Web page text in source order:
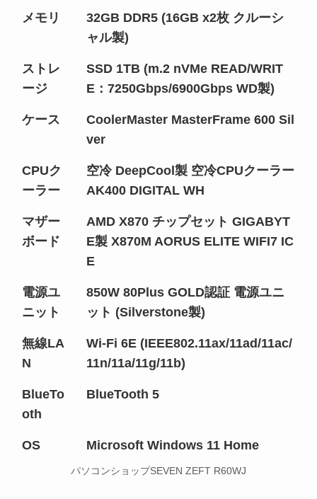
メモリ
32GB DDR5 (16GB x2枚 クルーシ
ャル製)
ストレ
ージ
SSD 1TB (m.2 nVMe READ/WRIT
E：7250Gbps/6900Gbps WD製)
ケース
CoolerMaster MasterFrame 600 Sil
ver
CPUク
ーラー
空冷 DeepCool製 空冷CPUクーラー
AK400 DIGITAL WH
マザー
ボード
AMD X870 チップセット GIGABYT
E製 X870M AORUS ELITE WIFI7 IC
E
電源ユ
ニット
850W 80Plus GOLD認証 電源ユニ
ット (Silverstone製)
無線LA
N
Wi-Fi 6E (IEEE802.11ax/11ad/11ac/
11n/11a/11g/11b)
BlueTo
oth
BlueTooth 5
OS Microsoft Windows 11 Home
パソコンショップSEVEN ZEFT R60WJ